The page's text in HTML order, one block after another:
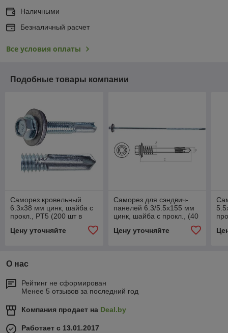
Наличными
Безналичный расчет
Все условия оплаты
Подобные товары компании
Саморез кровельный
6.3х38 мм цинк, шайба с
прокл., PT5 (200 шт в
(увеличенное сверло)
Цену уточняйте
Саморез для сэндвич-
панелей 6.3/5.5х155 мм
цинк, шайба с прокл., (40
Цену уточняйте
О нас
Рейтинг не сформирован
Менее 5 отзывов за последний год
Компания продает на Deal.by
Работает с 13.01.2017